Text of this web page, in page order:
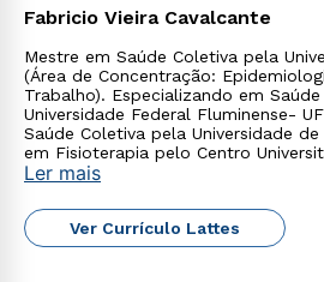
Fabricio Vieira Cavalcante
Mestre em Saúde Coletiva pela
(Área de Concentração:
Trabalho). Especializando em
Universidade Federal Fluminense-
Saúde Coletiva pela Universidade
em Fisioterapia pelo Centro
Distrito Federal (2017).
Ler mais
Ver Currículo Lattes
envio de conteúdos da Cruzeiro do